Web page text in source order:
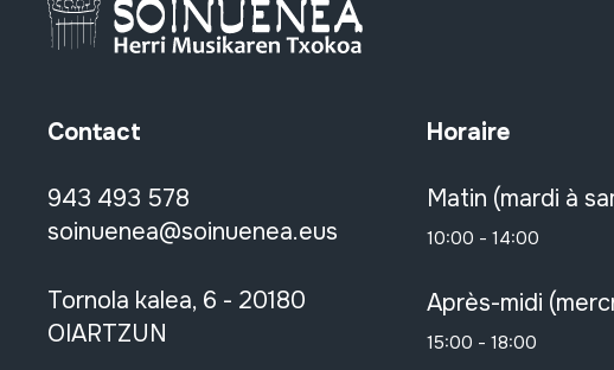
Contact
943 493 578
soinuenea@soinuenea.eus
Tornola kalea, 6 - 20180
OIARTZUN
Horaire
Matin (mardi à
10:00 - 14:00
Après-midi
15:00 - 18:00